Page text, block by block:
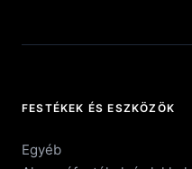
FESTÉKEK ÉS ESZKÖZÖK
Egyéb